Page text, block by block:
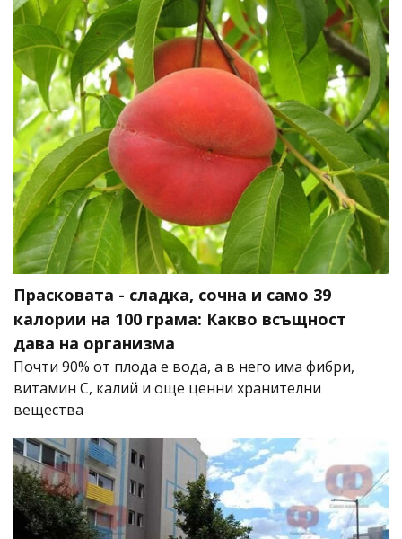
Прасковата - сладка, сочна и само 39
калории на 100 грама: Какво всъщност
дава на организма
Почти 90% от плода е вода, а в него има фибри,
витамин C, калий и още ценни хранителни
вещества